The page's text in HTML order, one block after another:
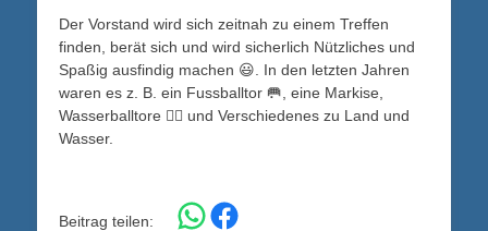
Der Vorstand wird sich zeitnah zu einem Treffen
finden, berät sich und wird sicherlich Nützliches und
Spaßig ausfindig machen 😃. In den letzten Jahren
waren es z. B. ein Fussballtor 🥅, eine Markise,
Wasserballtore 🤽‍♀️ und Verschiedenes zu Land und
Wasser.
Beitrag teilen: Share on WhatsApp
Share on Facebook